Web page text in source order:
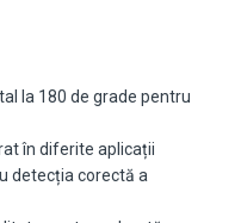
la 180 de grade pentru
în diferite aplicații
detecția corectă a